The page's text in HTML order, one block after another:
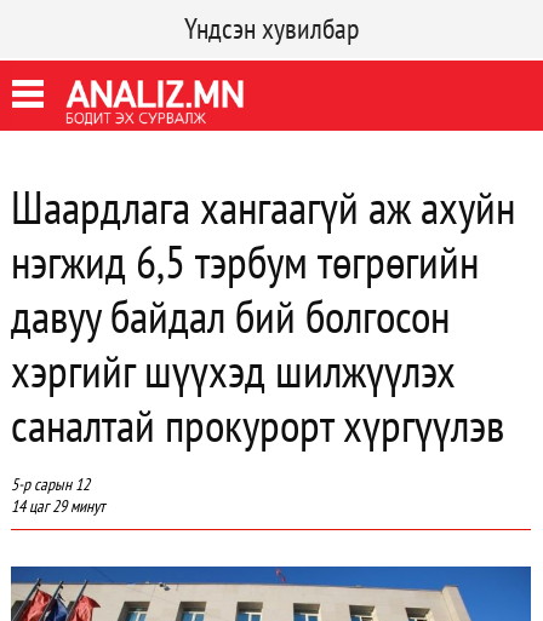
Үндсэн хувилбар
Шаардлага хангаагүй аж ахуйн
нэгжид 6,5 тэрбум төгрөгийн
давуу байдал бий болгосон
хэргийг шүүхэд шилжүүлэх
саналтай прокурорт хүргүүлэв
5-р сарын 12
14 цаг 29 минут